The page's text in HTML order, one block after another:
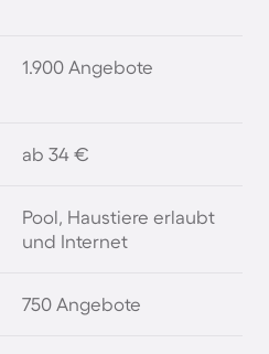
1.900 Angebote
ab 34 €
Pool, Haustiere erlaubt
und Internet
750 Angebote